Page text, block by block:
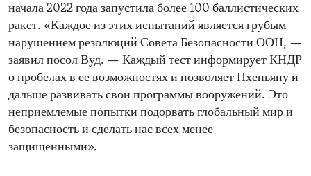
начала 2022 года запустила более 100 баллистических
ракет. «Каждое из этих испытаний является грубым
нарушением резолюций Совета Безопасности ООН, —
заявил посол Вуд. — Каждый тест информирует КНДР
о пробелах в ее возможностях и позволяет Пхеньяну и
дальше развивать свои программы вооружений. Это
неприемлемые попытки подорвать глобальный мир и
безопасность и сделать нас всех менее
защищенными».